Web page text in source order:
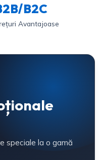
B2C
Avantajoase
speciale la o gamă